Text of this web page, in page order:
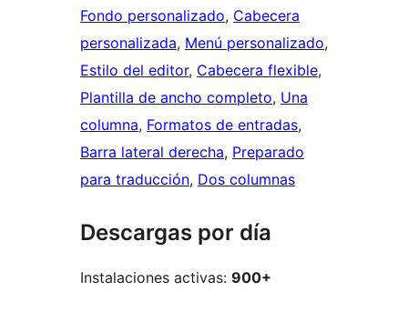
Fondo personalizado, Cabecera
personalizada, Menú personalizado
Estilo del editor, Cabecera flexible
Plantilla de ancho completo, Una
columna, Formatos de entradas
Barra lateral derecha, Preparado
para traducción, Dos columnas
Descargas por día
Instalaciones activas: 900+